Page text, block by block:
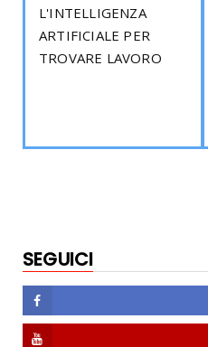
L'INTELLIGENZA
ARTIFICIALE PER
TROVARE LAVORO
SEGUICI